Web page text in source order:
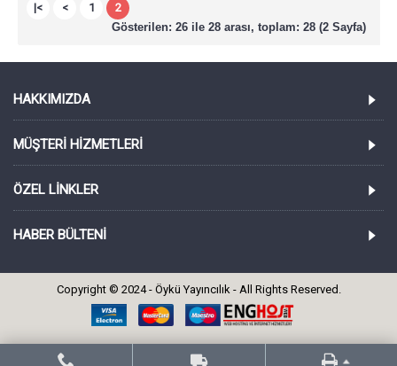
|< < 1
2
Gösterilen: 26 ile 28 arası, toplam: 28 (2 Sayfa)
HAKKIMIZDA
MÜŞTERI HIZMETLERI
ÖZEL LINKLER
HABER BÜLTENI
Copyright © 2024 - Öykü Yayıncılık - All Rights Reserved.